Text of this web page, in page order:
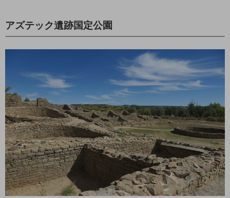
アズテック遺跡国定公園